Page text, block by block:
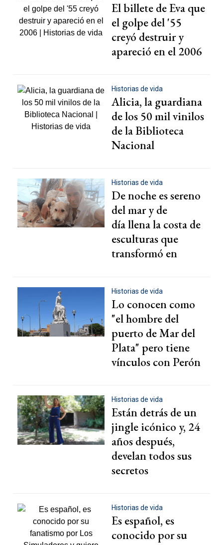
El billete de Eva que
el golpe del '55
creyó destruir y
apareció en el 2006
Historias de vida
Alicia, la guardiana
de los 50 mil vinilos
de la Biblioteca
Nacional
Historias de vida
De noche es sereno
del mar y de
día llena la costa de
esculturas que
transformó en
Historias de vida
Lo conocen como
"el hombre del
puerto de Mar del
Plata" pero tiene
vínculos con Perón
Historias de vida
Están detrás de un
jingle icónico y, 24
años después,
develan todos sus
secretos
Historias de vida
Es español, es
conocido por su